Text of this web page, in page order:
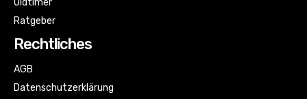
Ratgeber
Rechtliches
AGB
Datenschutzerklärung